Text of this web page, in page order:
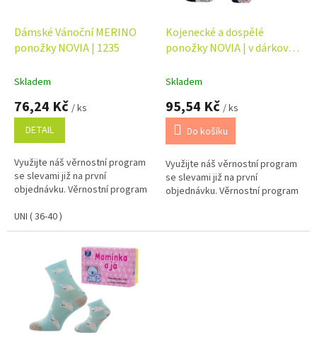
Dámské Vánoční MERINO
ponožky NOVIA | 1235
Skladem
76,24 Kč / ks
DETAIL
Využijte náš věrnostní program
se slevami již na první
objednávku. Věrnostní program
UNI ( 36-40 )
Kojenecké a dospělé
ponožky NOVIA | v dárkové
Skladem
95,54 Kč / ks
Do košíku
Využijte náš věrnostní program
se slevami již na první
objednávku. Věrnostní program